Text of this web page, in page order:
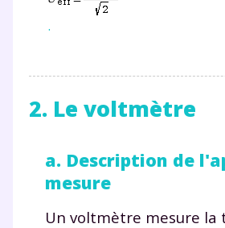
.
2. Le voltmètre
a. Description de
mesure
Un voltmètre mesure la